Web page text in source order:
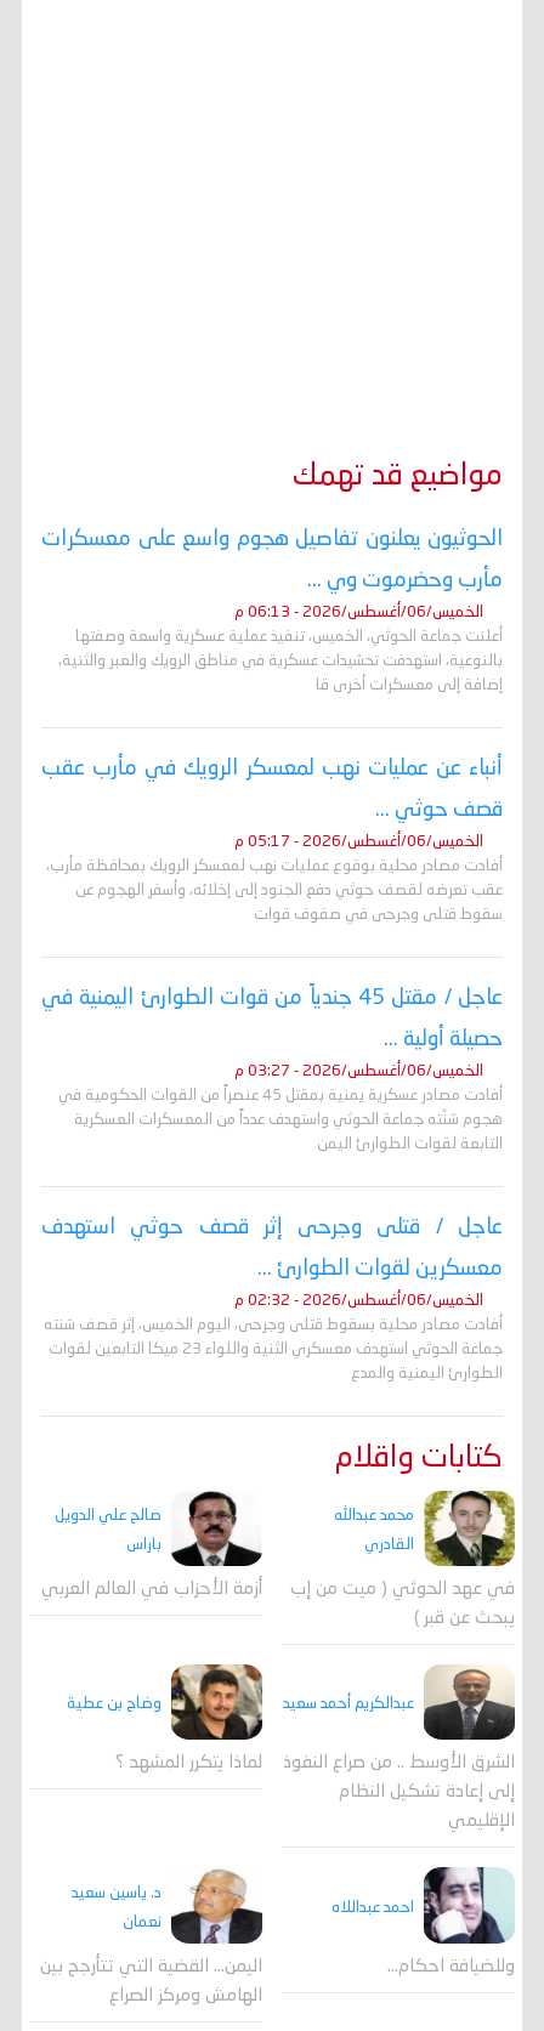
مواضيع قد تهمك
الحوثيون يعلنون تفاصيل هجوم واسع على معسكرات
مأرب وحضرموت وي ...
الخميس/06/أغسطس/2026 - 06:13 م
أعلنت جماعة الحوثي، الخميس، تنفيذ عملية عسكرية واسعة وصفتها
بالنوعية، استهدفت تحشيدات عسكرية في مناطق الرويك والعبر والثنية،
إضافة إلى معسكرات أخرى قا
أنباء عن عمليات نهب لمعسكر الرويك في مأرب عقب
قصف حوثي ...
الخميس/06/أغسطس/2026 - 05:17 م
أفادت مصادر محلية بوقوع عمليات نهب لمعسكر الرويك بمحافظة مأرب،
عقب تعرضه لقصف حوثي دفع الجنود إلى إخلائه، وأسفر الهجوم عن
سقوط قتلى وجرحى في صفوف قوات
عاجل / مقتل 45 جندياً من قوات الطوارئ اليمنية في
حصيلة أولية ...
الخميس/06/أغسطس/2026 - 03:27 م
أفادت مصادر عسكرية يمنية بمقتل 45 عنصراً من القوات الحكومية في
هجوم شنّته جماعة الحوثي واستهدف عدداً من المعسكرات العسكرية
التابعة لقوات الطوارئ اليمن
عاجل / قتلى وجرحى إثر قصف حوثي استهدف
معسكرين لقوات الطوارئ ...
الخميس/06/أغسطس/2026 - 02:32 م
أفادت مصادر محلية بسقوط قتلى وجرحى، اليوم الخميس، إثر قصف شنته
جماعة الحوثي استهدف معسكري الثنية واللواء 23 ميكا التابعين لقوات
الطوارئ اليمنية والمدع
كتابات واقلام
محمد عبدالله
القادري
في عهد الحوثي ( ميت من إب
يبحث عن قبر )
صالح علي الدويل
باراس
أزمة الأحزاب في العالم العربي
عبدالكريم أحمد سعيد
الشرق الأوسط .. من صراع النفوذ
إلى إعادة تشكيل النظام
الإقليمي
وضاح بن عطية
لماذا يتكرر المشهد ؟
احمد عبداللاه
وللضيافة احكام…
د. ياسين سعيد
نعمان
اليمن… القضية التي تتأرجح بين
الهامش ومركز الصراع